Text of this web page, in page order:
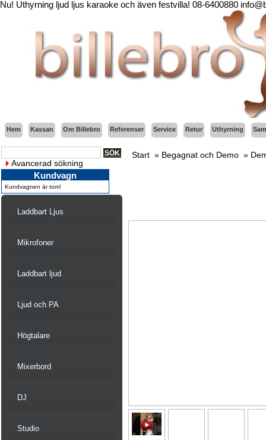
Nu! Uthyrning ljud ljus karaoke och även festvilla! 08-6400880
Hem Kassan Om Billebro Referenser Service Retur Uthyrning
Avancerad sökning
Kundvagn
Kundvagnen är tom!
Laddbart Ljus
Mikrofoner
Laddbart ljud
Ljud och PA
Högtalare
Mixerbord
DJ
Studio
Start » Begagnat och Demo »